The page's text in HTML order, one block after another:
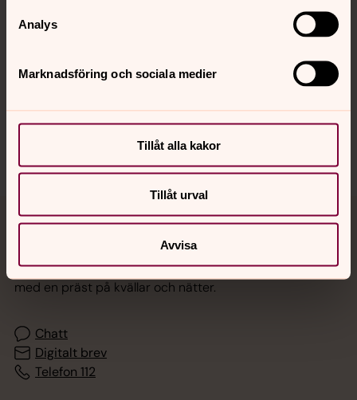
Analys
Marknadsföring och sociala medier
Tillåt alla kakor
Tillåt urval
Avvisa
Sociala kanaler
Akut samtals- och krisstöd. Prata eller chatta anonymt
med en präst på kvällar och nätter.
Chatt
Digitalt brev
Telefon 112